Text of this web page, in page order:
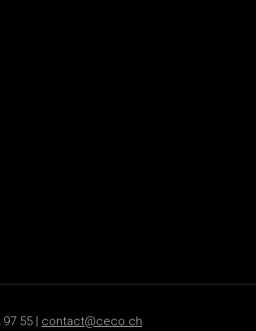
55 | contact@ceco.ch